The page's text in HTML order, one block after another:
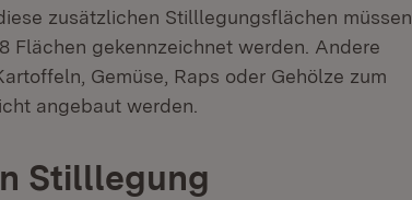
zusätzlichen Stilllegungsflächen müssen
Flächen gekennzeichnet werden. Andere
Gemüse, Raps oder Gehölze zum
angebaut werden.
Stilllegung